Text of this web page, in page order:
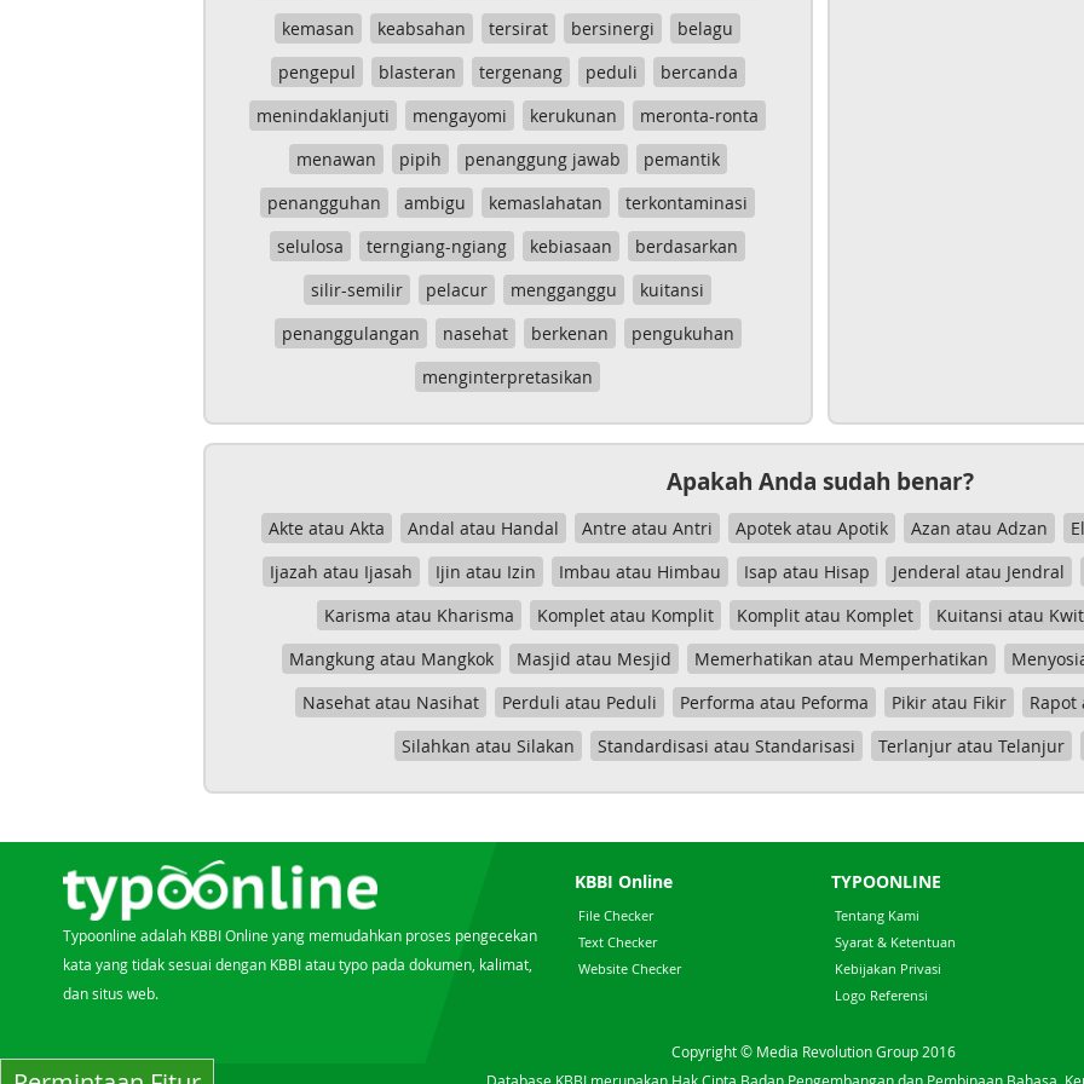
kemasan
keabsahan tersirat bersinergi
belagu
pengepul
blasteran tergenang peduli
bercanda
menindaklanjuti
mengayomi kerukunan
meronta-ronta
menawan
pipih penanggung jawab
pemantik
penangguhan
ambigu kemaslahatan
terkontaminasi
selulosa
terngiang-ngiang kebiasaan
berdasarkan
silir-semilir
pelacur mengganggu
kuitansi
penanggulangan
nasehat berkenan
pengukuhan
menginterpretasikan
Apakah Anda sudah benar?
Akte atau Akta Andal atau Handal Antre atau Antri Apotek atau Apotik Azan atau Adzan
Ijazah atau Ijasah
Ijin atau Izin Imbau atau Himbau Isap atau Hisap Jenderal atau Jendral
Karisma atau Kharisma
Komplet atau Komplit Komplit atau Komplet Kuitansi atau
Mangkung atau Mangkok
Masjid atau Mesjid Memerhatikan atau Memperhatikan
Nasehat atau Nasihat
Perduli atau Peduli Performa atau Peforma Pikir atau Fikir Rapot
Silahkan atau Silakan
Standardisasi atau Standarisasi Terlanjur atau Telanjur
Typoonline adalah KBBI Online yang memudahkan proses pengecekan
kata yang tidak sesuai dengan KBBI atau typo pada dokumen, kalimat,
dan situs web.
KBBI Online
File Checker
Text Checker
Website Checker
TYPOONLINE
Tentang Kami
Syarat & Ketentuan
Kebijakan Privasi
Logo Referensi
Copyright © Media Revolution Group 2016